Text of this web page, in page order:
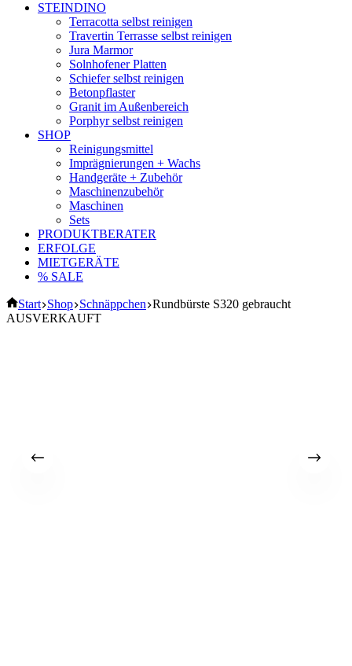
STEINDINO
Terracotta selbst reinigen
Travertin Terrasse selbst reinigen
Jura Marmor
Solnhofener Platten
Schiefer selbst reinigen
Betonpflaster
Granit im Außenbereich
Porphyr selbst reinigen
SHOP
Reinigungsmittel
Imprägnierungen + Wachs
Handgeräte + Zubehör
Maschinenzubehör
Maschinen
Sets
PRODUKTBERATER
ERFOLGE
MIETGERÄTE
% SALE
Start Shop Schnäppchen Rundbürste S320 gebraucht
AUSVERKAUFT